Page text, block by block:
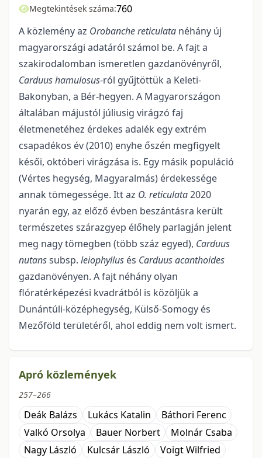
Megtekintések száma:760
A közlemény az Orobanche reticulata néhány új
magyarországi adatáról számol be. A fajt a
szakirodalomban ismeretlen gazdanövényről,
Carduus hamulosus-ról gyűjtöttük a Keleti-
Bakonyban, a Bér-hegyen. A Magyarországon
általában májustól júliusig virágzó faj
életmenetéhez érdekes adalék egy extrém
csapadékos év (2010) enyhe őszén megfigyelt
késői, októberi virágzása is. Egy másik populáció
(Vértes hegység, Magyaralmás) érdekessége
annak tömegessége. Itt az O. reticulata2020
nyarán egy, az előző évben beszántásra került
természetes szárazgyep élőhely parlag­ján jelent
meg nagy tömegben (több száz egyed), Carduus
nutanssubsp. leiophyllus és Carduus acanthoides
gazdanövényen. A fajt néhány olyan
flóratérképezési kvadrátból is közöljük a
Dunántúli-középhegység, Külső-Somogy és
Mezőföld területéről, ahol eddig nem volt ismert.
Apró közlemények
257–266
Deák Balázs Lukács Katalin
Báthori Ferenc
Valkó Orsolya
Bauer Norbert
Molnár Csaba
Nagy László
Kulcsár László Voigt Wilfried